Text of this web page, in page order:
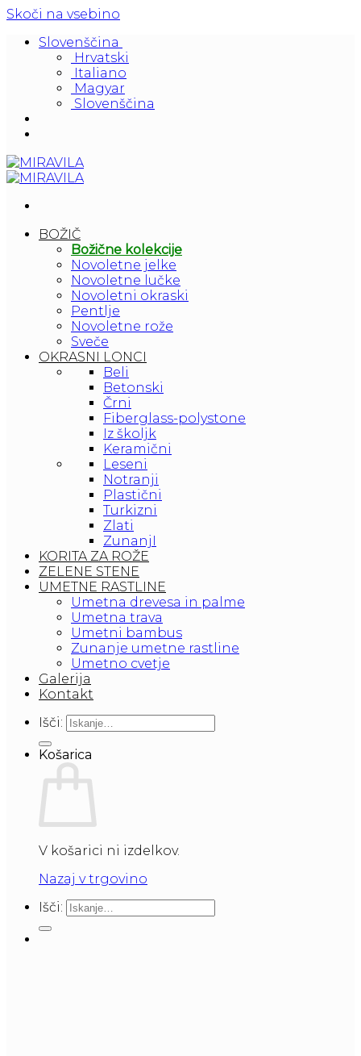
Skoči na vsebino
Slovenščina
Hrvatski
Italiano
Magyar
Slovenščina
BOŽIČ
Božične kolekcije
Novoletne jelke
Novoletne lučke
Novoletni okraski
Pentlje
Novoletne rože
Sveče
OKRASNI LONCI
Beli
Betonski
Črni
Fiberglass-polystone
Iz školjk
Keramični
Leseni
Notranji
Plastični
Turkizni
Zlati
ZunanjI
KORITA ZA ROŽE
ZELENE STENE
UMETNE RASTLINE
Umetna drevesa in palme
Umetna trava
Umetni bambus
Zunanje umetne rastline
Umetno cvetje
Galerija
Kontakt
Išči:
Košarica
V košarici ni izdelkov.
Nazaj v trgovino
Išči: